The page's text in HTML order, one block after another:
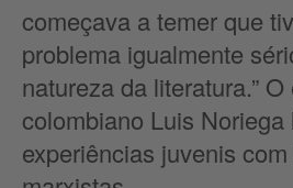
começava a temer que
problema igualmente
natureza da literatura.”
colombiano Luis
experiências juvenis